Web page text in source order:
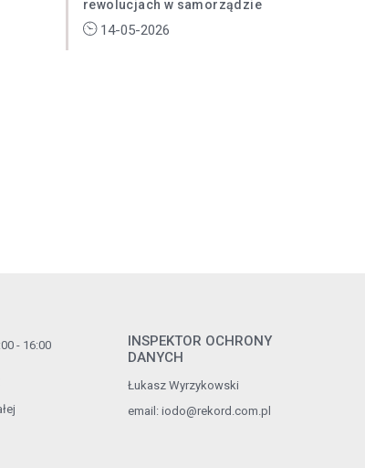
rewolucjach w samorządzie
14-05-2026
- 16:00
INSPEKTOR OCHRONY
DANYCH
Łukasz Wyrzykowski
email: iodo@rekord.com.pl